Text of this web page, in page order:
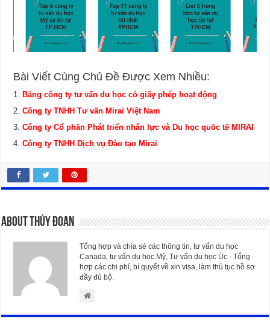
Bài Viết Cùng Chủ Đề Được Xem Nhiều:
Bảng công ty tư vấn du học có giấy phép hoạt động
Công ty TNHH Tư vấn Mirai Việt Nam
Công ty Cổ phần Phát triển nhân lực và Du học quốc tế MIRAI
Công ty TNHH Dịch vụ Đào tạo Mirai
About Thúy Đoan
Tổng hợp và chia sẻ các thông tin, tư vấn du học
Canada, tư vấn du học Mỹ, Tư vấn du học Úc - Tổng
hợp các chi phí, bí quyết về xin visa, làm thủ tục hồ sơ
đầy đủ bộ.